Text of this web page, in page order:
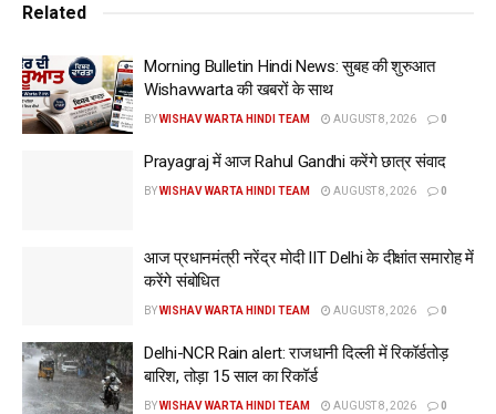
Related
Morning Bulletin Hindi News: सुबह की शुरुआत
Wishavwarta की खबरों के साथ
BYWISHAV WARTA HINDI TEAM AUGUST 8, 2026 0
Prayagraj में आज Rahul Gandhi करेंगे छात्र संवाद
BYWISHAV WARTA HINDI TEAM AUGUST 8, 2026 0
आज प्रधानमंत्री नरेंद्र मोदी IIT Delhi के दीक्षांत समारोह में
करेंगे संबोधित
BYWISHAV WARTA HINDI TEAM AUGUST 8, 2026 0
Delhi-NCR Rain alert: राजधानी दिल्ली में रिकॉर्डतोड़
बारिश, तोड़ा 15 साल का रिकॉर्ड
BYWISHAV WARTA HINDI TEAM AUGUST 8, 2026 0